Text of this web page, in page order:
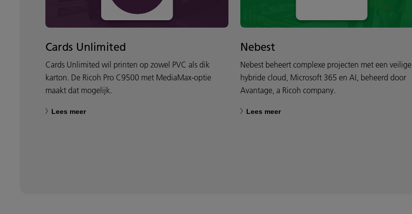
Cards Unlimited
Cards Unlimited wil printen op zowel PVC als dik
karton. De Ricoh Pro C9500 met MediaMax-optie
maakt dat mogelijk.
Lees meer
Nebest
Nebest beheert complexe projecten met een veilige
hybride cloud, Microsoft 365 en AI, beheerd door
Avantage, a Ricoh company.
Lees meer